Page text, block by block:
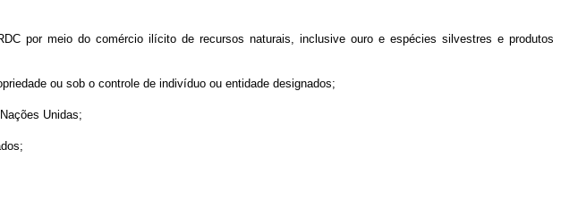
por meio do comércio ilícito de recursos naturais, inclusive ouro e espécies silvestres e produtos
ou sob o controle de indivíduo ou entidade designados;
Unidas;